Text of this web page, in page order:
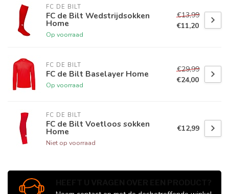
FC DE BILT
FC de Bilt Wedstrijdsokken
Home
Op voorraad
€13,99
€11,20
FC DE BILT
FC de Bilt Baselayer Home
Op voorraad
€29,99
€24,00
FC DE BILT
FC de Bilt Voetloos sokken
Home
Niet op voorraad
€12,99